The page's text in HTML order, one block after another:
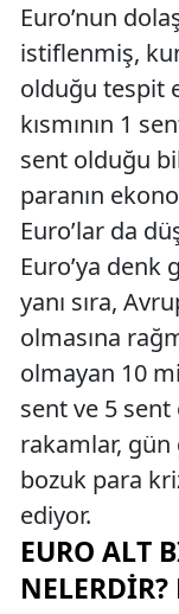
Euro’nun
istiflenmiş,
olduğu tespit
kısmının 1
sent olduğu
paranın
Euro’lar da
Euro’ya denk
yanı sıra,
olmasına
olmayan 10
sent ve 5 sent
rakamlar, gün
bozuk para
ediyor.
EURO ALT